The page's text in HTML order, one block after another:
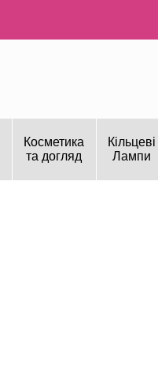
Косметика
та догляд
Кільцеві
Лампи